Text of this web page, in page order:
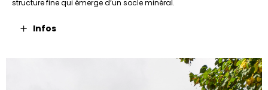
structure fine qui émerge d’un socle minéral.
Infos